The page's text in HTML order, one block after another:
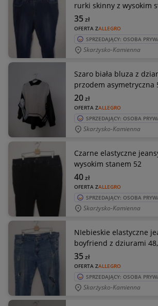
rurki skinny z wysokim
OFERTA ZALLEGRO
35zł
SPRZEDAJĄCY: OSOBA
Skarżysko-Kamienna
Szaro biała bluza z
przodem asymetryczna
OFERTA ZALLEGRO
20zł
SPRZEDAJĄCY: OSOBA
Skarżysko-Kamienna
Czarne elastyczne
wysokim stanem 52
OFERTA ZALLEGRO
40zł
SPRZEDAJĄCY: OSOBA
Skarżysko-Kamienna
NIebieskie elastyczne
boyfriend z dziurami
OFERTA ZALLEGRO
35zł
SPRZEDAJĄCY: OSOBA
Skarżysko-Kamienna